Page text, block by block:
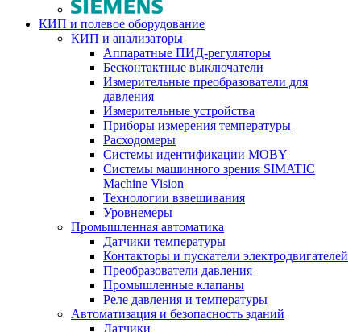
КИП и полевое оборудование
КИП и анализаторы
Аппаратные ПИД-регуляторы
Бесконтактные выключатели
Измерительные преобразователи для
давления
Измерительные устройства
Приборы измерения температуры
Расходомеры
Системы идентификации MOBY
Системы машинного зрения SIMATIC
Machine Vision
Технологии взвешивания
Уровнемеры
Промышленная автоматика
Датчики температуры
Контакторы и пускатели электродвигателей
Преобразователи давления
Промышленные клапаны
Реле давления и температуры
Автоматизация и безопасность зданий
Датчики